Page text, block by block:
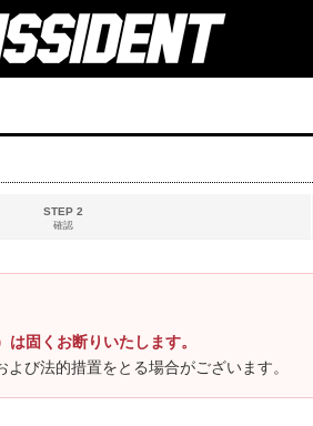
STEP 2
確認
固くお断りいたします。
び法的措置をとる場合がございます。